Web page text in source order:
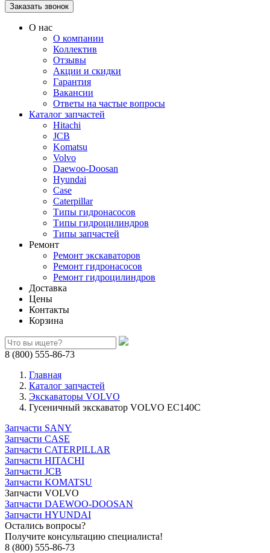
О нас
О компании
Коллектив
Отзывы
Акции и скидки
Гарантия
Вакансии
Ответы на частые вопросы
Каталог запчастей
Hitachi
JCB
Komatsu
Volvo
Daewoo-Doosan
Hyundai
Case
Caterpillar
Типы гидронасосов
Типы гидроцилиндров
Типы запчастей
Ремонт
Ремонт экскаваторов
Ремонт гидронасосов
Ремонт гидроцилиндров
Доставка
Цены
Контакты
Корзина
8 (800) 555-86-73
Главная
Каталог запчастей
Экскаваторы VOLVO
Гусеничный экскаватор VOLVO EC140C
Запчасти SANY
Запчасти CASE
Запчасти CATERPILLAR
Запчасти HITACHI
Запчасти JCB
Запчасти KOMATSU
Запчасти VOLVO
Запчасти DAEWOO-DOOSAN
Запчасти HYUNDAI
Остались вопросы?
Получите консультацию специалиста!
8 (800) 555-86-73